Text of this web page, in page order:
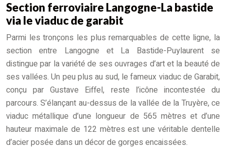
Section ferroviaire Langogne-La bastide
via le viaduc de garabit
Parmi les tronçons les plus remarquables de cette ligne, la
section entre Langogne et La Bastide-Puylaurent se
distingue par la variété de ses ouvrages d’art et la beauté de
ses vallées. Un peu plus au sud, le fameux viaduc de Garabit,
conçu par Gustave Eiffel, reste l’icône incontestée du
parcours. S’élançant au-dessus de la vallée de la Truyère, ce
viaduc métallique d’une longueur de 565 mètres et d’une
hauteur maximale de 122 mètres est une véritable dentelle
d’acier posée dans un décor de gorges encaissées.